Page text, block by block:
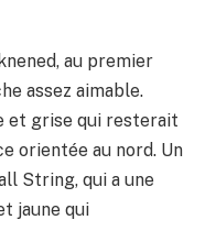
au premier
assez aimable.
et grise qui resterait
orientée au nord. Un
String, qui a une
jaune qui